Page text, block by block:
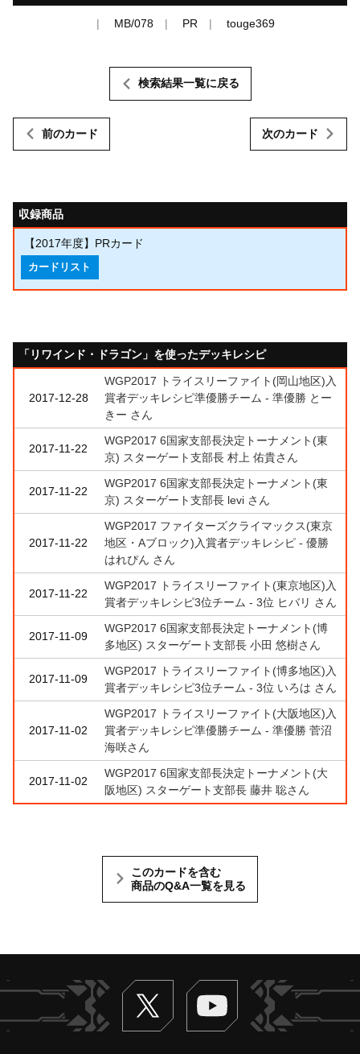
MB/078 PR touge369
前のカード
検索結果一覧に戻る
次のカード
収録商品
【2017年度】PRカード
カードリスト
「リワインド・ドラゴン」を使ったデッキレシピ
2017-12-28
WGP2017 トライスリーファイト(岡山地区)入
賞者デッキレシピ準優勝チーム - 準優勝 とー
きー さん
2017-11-22
WGP2017 6国家支部長決定トーナメント(東
京) スターゲート支部長 村上 佑貴さん
2017-11-22
WGP2017 6国家支部長決定トーナメント(東
京) スターゲート支部長 levi さん
2017-11-22
WGP2017 ファイターズクライマックス(東京
地区・Aブロック)入賞者デッキレシピ - 優勝
はれぴん さん
2017-11-22
WGP2017 トライスリーファイト(東京地区)入
賞者デッキレシピ3位チーム - 3位 ヒバリ さん
2017-11-09
WGP2017 6国家支部長決定トーナメント(博
多地区) スターゲート支部長 小田 悠樹さん
2017-11-09
WGP2017 トライスリーファイト(博多地区)入
賞者デッキレシピ3位チーム - 3位 いろは さん
2017-11-02
WGP2017 トライスリーファイト(大阪地区)入
賞者デッキレシピ準優勝チーム - 準優勝 菅沼
海咲さん
2017-11-02
WGP2017 6国家支部長決定トーナメント(大
阪地区) スターゲート支部長 藤井 聡さん
このカードを含む
商品のQ&A一覧を見る
Twitter ヴァンガードch